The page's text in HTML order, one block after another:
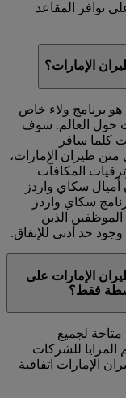
توافر المقاعد
الإمارات؟
برنامج ولاء خاص
حول العالم. سوف
كلما سافر
طيران الإمارات،
المكافآت
سكاي واردز
سكاي واردز
الذين
وجود حد أدنى للإنفاق.
الإمارات على
فقط؟
لجميع
للشركات
الإمارات اتفاقية